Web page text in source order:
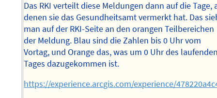
Das RKI verteilt diese Meldungen dann auf die Tage,
denen sie das Gesundheitsamt vermerkt hat. Das
man auf der RKI-Seite an den orangen Teilbereichen
der Meldung. Blau sind die Zahlen bis 0 Uhr vom
Vortag, und Orange das, was um 0 Uhr des
Tages dazugekommen ist.
https://experience.arcgis.com/experience/